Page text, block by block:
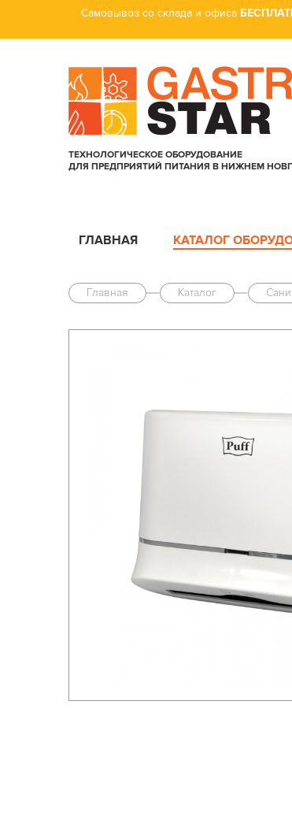
Самовывоз со склада и офиса
ТЕХНОЛОГИЧЕСКОЕ ОБОРУДОВАНИЕ
ДЛЯ ПРЕДПРИЯТИЙ ПИТАНИЯ В НИЖНЕМ
ГЛАВНАЯ КАТАЛОГ
Главная Каталог